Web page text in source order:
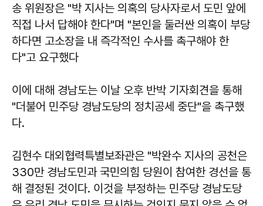
송 위원장은 "박 지사는 의혹의 당사자로서 도민 앞에
직접 나서 답해야 한다"며 "본인을 둘러싼 의혹이 부당
하다면 고소장을 내 즉각적인 수사를 촉구해야 한
다"고 요구했다
이에 대해 경남도는 이날 오후 반박 기자회견을 통해
"더불어 민주당 경남도당의 정치공세 중단"을 촉구했
다.
김현수 대외협력특별보좌관은 "박완수 지사의 공천은
330만 경남도민과 국민의힘 당원이 참여한 경선을 통
해 결정된 것이다. 이것을 부정하는 민주당 경남도당